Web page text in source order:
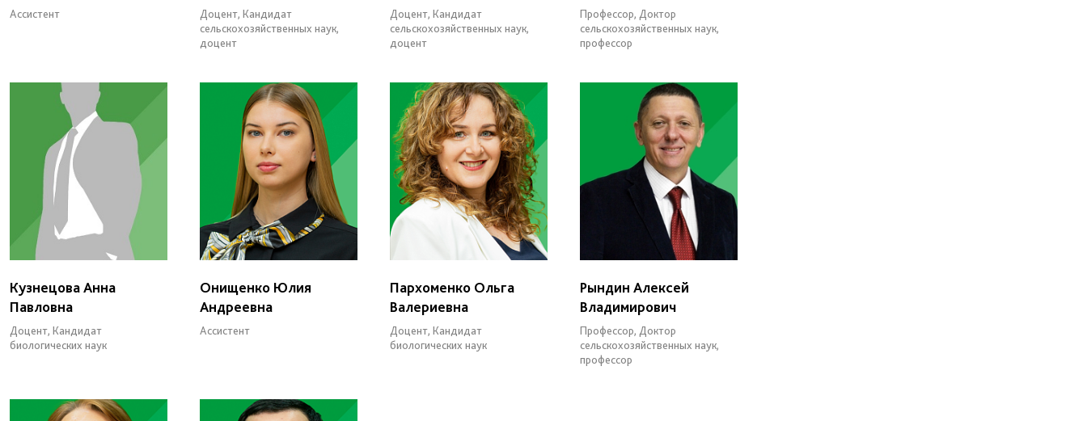
Ассистент
Доцент, Кандидат
сельскохозяйственных наук,
доцент
Доцент, Кандидат
сельскохозяйственных наук,
доцент
Профессор, Доктор
сельскохозяйственных наук,
профессор
Кузнецова Анна
Павловна
Доцент, Кандидат
биологических наук
Онищенко Юлия
Андреевна
Ассистент
Пархоменко Ольга
Валериевна
Доцент, Кандидат
биологических наук
Рындин Алексей
Владимирович
Профессор, Доктор
сельскохозяйственных наук,
профессор